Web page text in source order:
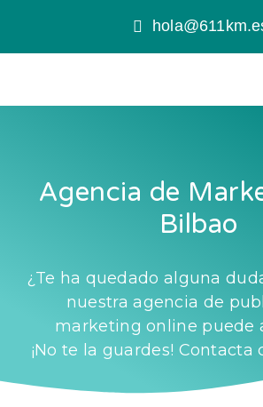
Agencia de
Bilbao
¿Te ha quedado alguna
nuestra agencia de
marketing online puede
¡No te la guardes! Contacta